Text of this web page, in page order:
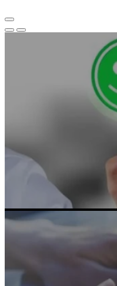
Parlano di noi